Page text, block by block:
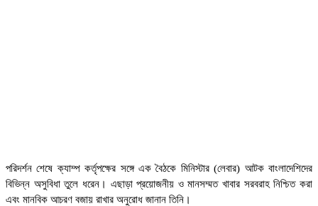
পরিদর্শন শেষে ক্যাম্প কর্তৃপক্ষের সঙ্গে এক বৈঠকে মিনিস্টার (লেবার) আটক বাংলাদেশিদের
বিভিন্ন অসুবিধা তুলে ধরেন। এছাড়া প্রয়োজনীয় ও মানসম্মত খাবার সরবরাহ নিশ্চিত করা
এবং মানবিক আচরণ বজায় রাখার অনুরোধ জানান তিনি।